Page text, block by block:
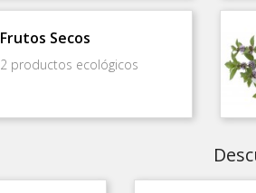
Frutos Secos
2 productos ecológicos